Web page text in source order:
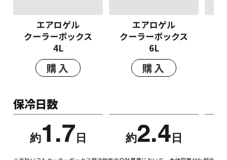
エアロゲル
クーラーボックス
4L
購入
エアロゲル
クーラーボックス
6L
購入
保冷日数
約1.7 日 約2.4 日